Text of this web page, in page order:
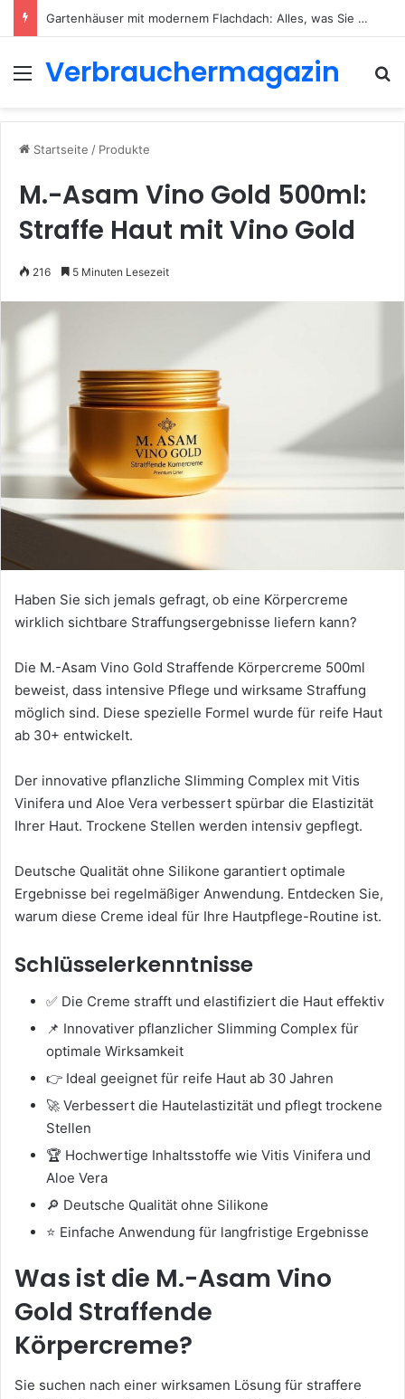
Gartenhäuser mit modernem Flachdach: Alles, was Sie 2026 wissen müssen
Menü
Verbrauchermagazin
Startseite / Produkte
M.-Asam Vino Gold 500ml:
Straffe Haut mit Vino Gold
216 5 Minuten Lesezeit
Haben Sie sich jemals gefragt, ob eine Körpercreme
wirklich sichtbare Straffungsergebnisse liefern kann?
Die M.-Asam Vino Gold Straffende Körpercreme 500ml
beweist, dass intensive Pflege und wirksame Straffung
möglich sind. Diese spezielle Formel wurde für reife Haut
ab 30+ entwickelt.
Der innovative pflanzliche Slimming Complex mit Vitis
Vinifera und Aloe Vera verbessert spürbar die Elastizität
Ihrer Haut. Trockene Stellen werden intensiv gepflegt.
Deutsche Qualität ohne Silikone garantiert optimale
Ergebnisse bei regelmäßiger Anwendung. Entdecken Sie,
warum diese Creme ideal für Ihre Hautpflege-Routine ist.
Schlüsselerkenntnisse
✅ Die Creme strafft und elastifiziert die Haut effektiv
📌 Innovativer pflanzlicher Slimming Complex für
optimale Wirksamkeit
👉 Ideal geeignet für reife Haut ab 30 Jahren
🚀 Verbessert die Hautelastizität und pflegt trockene
Stellen
🏆 Hochwertige Inhaltsstoffe wie Vitis Vinifera und
Aloe Vera
🔎 Deutsche Qualität ohne Silikone
⭐ Einfache Anwendung für langfristige Ergebnisse
Was ist die M.-Asam Vino
Gold Straffende
Körpercreme?
Sie suchen nach einer wirksamen Lösung für straffere